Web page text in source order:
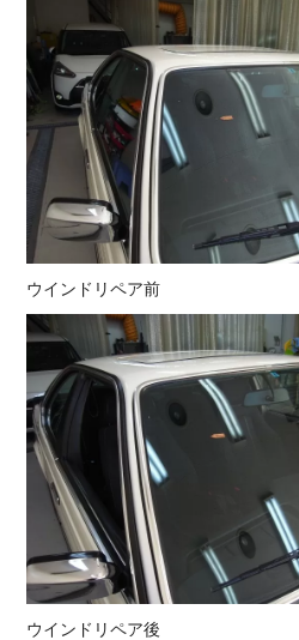
ウインドリペア前
ウインドリペア後